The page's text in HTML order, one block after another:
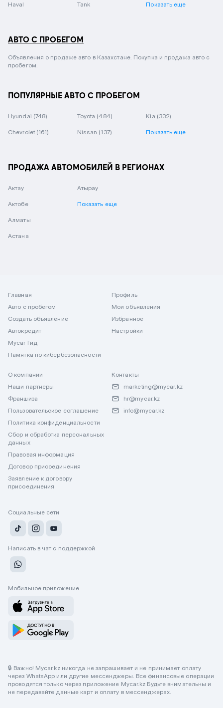
Haval Tank Показать еще
АВТО С ПРОБЕГОМ
Объявления о продаже авто в Казахстане. Покупка и продажа авто с
пробегом.
ПОПУЛЯРНЫЕ АВТО С ПРОБЕГОМ
Hyundai (748) Toyota (484) Kia (332)
Chevrolet (161) Nissan (137) Показать еще
ПРОДАЖА АВТОМОБИЛЕЙ В РЕГИОНАХ
Актау
Актобе
Алматы
Астана
Атырау
Показать еще
Главная
Авто с пробегом
Создать объявление
Автокредит
Mycar Гид
Памятка по кибербезопасности
Профиль
Мои объявления
Избранное
Настройки
О компании
Наши партнеры
Франшиза
Пользовательское соглашение
Политика конфиденциальности
Сбор и обработка персональных
данных
Правовая информация
Договор присоединения
Заявление к договору
присоединения
Контакты
marketing@mycar.kz
hr@mycar.kz
info@mycar.kz
Социальные сети
Написать в чат с поддержкой
Мобильное приложение
🔒 Важно! Mycar.kz никогда не запрашивает и не принимает оплату
через WhatsApp или другие мессенджеры. Все финансовые операции
проводятся только через приложение Mycar.kz Будьте внимательны и
не передавайте данные карт и оплату в мессенджерах.